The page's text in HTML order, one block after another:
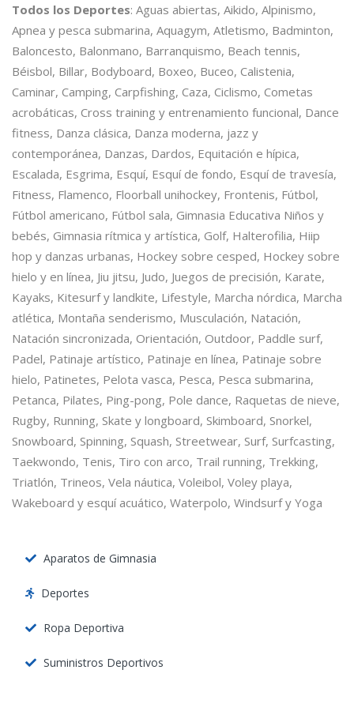
Todos los Deportes: Aguas abiertas, Aikido, Alpinismo,
Apnea y pesca submarina, Aquagym, Atletismo, Badminton,
Baloncesto, Balonmano, Barranquismo, Beach tennis,
Béisbol, Billar, Bodyboard, Boxeo, Buceo, Calistenia,
Caminar, Camping, Carpfishing, Caza, Ciclismo, Cometas
acrobáticas, Cross training y entrenamiento funcional, Dance
fitness, Danza clásica, Danza moderna, jazz y
contemporánea, Danzas, Dardos, Equitación e hípica,
Escalada, Esgrima, Esquí, Esquí de fondo, Esquí de travesía,
Fitness, Flamenco, Floorball unihockey, Frontenis, Fútbol,
Fútbol americano, Fútbol sala, Gimnasia Educativa Niños y
bebés, Gimnasia rítmica y artística, Golf, Halterofilia, Hiip
hop y danzas urbanas, Hockey sobre cesped, Hockey sobre
hielo y en línea, Jiu jitsu, Judo, Juegos de precisión, Karate,
Kayaks, Kitesurf y landkite, Lifestyle, Marcha nórdica, Marcha
atlética, Montaña senderismo, Musculación, Natación,
Natación sincronizada, Orientación, Outdoor, Paddle surf,
Padel, Patinaje artístico, Patinaje en línea, Patinaje sobre
hielo, Patinetes, Pelota vasca, Pesca, Pesca submarina,
Petanca, Pilates, Ping-pong, Pole dance, Raquetas de nieve,
Rugby, Running, Skate y longboard, Skimboard, Snorkel,
Snowboard, Spinning, Squash, Streetwear, Surf, Surfcasting,
Taekwondo, Tenis, Tiro con arco, Trail running, Trekking,
Triatlón, Trineos, Vela náutica, Voleibol, Voley playa,
Wakeboard y esquí acuático, Waterpolo, Windsurf y Yoga
Aparatos de Gimnasia
Deportes
Ropa Deportiva
Suministros Deportivos